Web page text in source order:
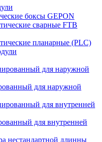
боксы GEPON
сварные FTB
планарные (PLC)
для наружной
для наружной
для внутренней
для внутренней
нестандартной длинны